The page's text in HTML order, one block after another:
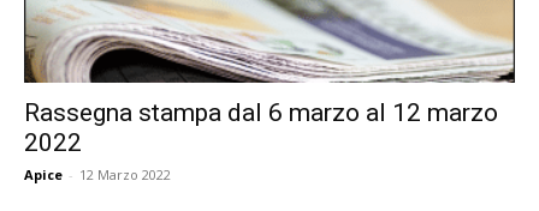
Rassegna stampa dal 6 marzo al 12 marzo
2022
Apice - 12 Marzo 2022